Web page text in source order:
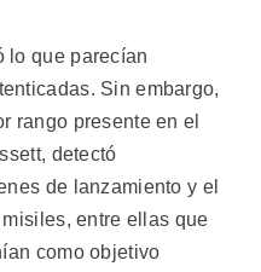
lo que parecían
Sin embargo,
rango presente en el
detectó
de lanzamiento y el
entre ellas que
como objetivo